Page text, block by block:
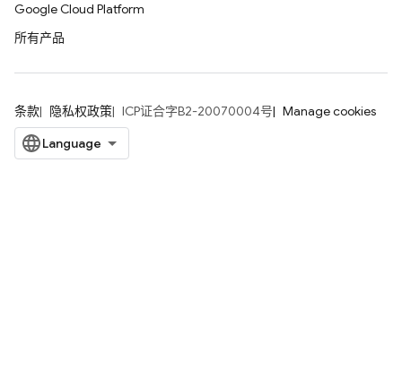
Google Cloud Platform
所有产品
条款 隐私权政策 ICP证合字B2-20070004号 Manage cookies